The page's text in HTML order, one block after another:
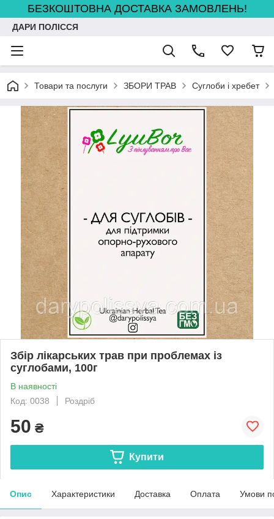
БЕЗКОШТОВНА ДОСТАВКА ЗАМОВЛЕНЬ!
ДАРИ ПОЛІССЯ
Товари та послуги ЗБОРИ ТРАВ Суглоби і хребет
Збір лікарських трав при проблемах із
суглобами, 100г
В наявності
Код: 0038
Роздріб
50 ₴
Купити
Опис Характеристики Доставка Оплата Умови